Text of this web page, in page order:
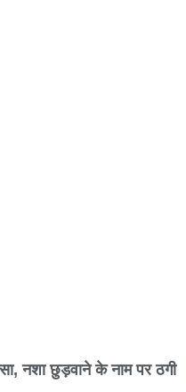
नशा छुड़वाने के नाम पर ठगी